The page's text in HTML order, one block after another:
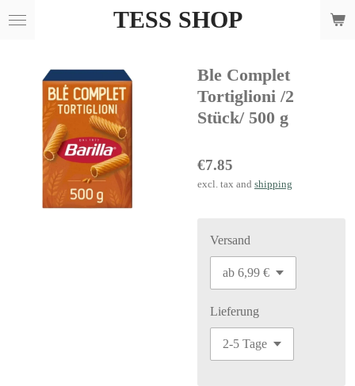
Skip
content
TESS SHOP
Ble Complet
Tortiglioni /2
Stück/ 500 g
€7.85
excl. tax and shipping
Versand
Lieferung